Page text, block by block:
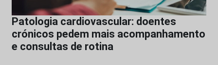
Patologia cardiovascular: doentes
crónicos pedem mais acompanhamento
e consultas de rotina